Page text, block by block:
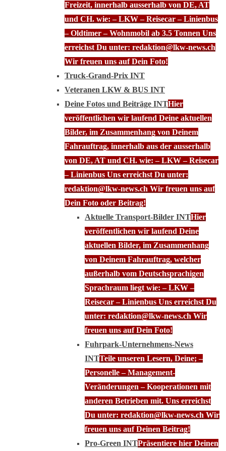
Freizeit, innerhalb ausserhalb von DE, AT
und CH. wie: – LKW – Reisecar – Linienbus
– Oldtimer – Wohnmobil ab 3.5 Tonnen Uns
erreichst Du unter: redaktion@lkw-news.ch
Wir freuen uns auf Dein Foto!
Truck-Grand-Prix INT
Veteranen LKW & BUS INT
Deine Fotos und Beiträge INTHier
veröffentlichen wir laufend Deine aktuellen
Bilder, im Zusammenhang von Deinem
Fahrauftrag, innerhalb aus der ausserhalb
von DE, AT und CH. wie: – LKW – Reisecar
– Linienbus Uns erreichst Du unter:
redaktion@lkw-news.ch Wir freuen uns auf
Dein Foto oder Beitrag!
Aktuelle Transport-Bilder INTHier
veröffentlichen wir laufend Deine
aktuellen Bilder, im Zusammenhang
von Deinem Fahrauftrag, welcher
außerhalb vom Deutschsprachigen
Sprachraum liegt wie: – LKW –
Reisecar – Linienbus Uns erreichst Du
unter: redaktion@lkw-news.ch Wir
freuen uns auf Dein Foto!
Fuhrpark-Unternehmens-News
INTTeile unseren Lesern, Deine; –
Personelle – Management-
Veränderungen – Kooperationen mit
anderen Betrieben mit. Uns erreichst
Du unter: redaktion@lkw-news.ch Wir
freuen uns auf Deinen Beitrag!
Pro-Green INTPräsentiere hier Deinen